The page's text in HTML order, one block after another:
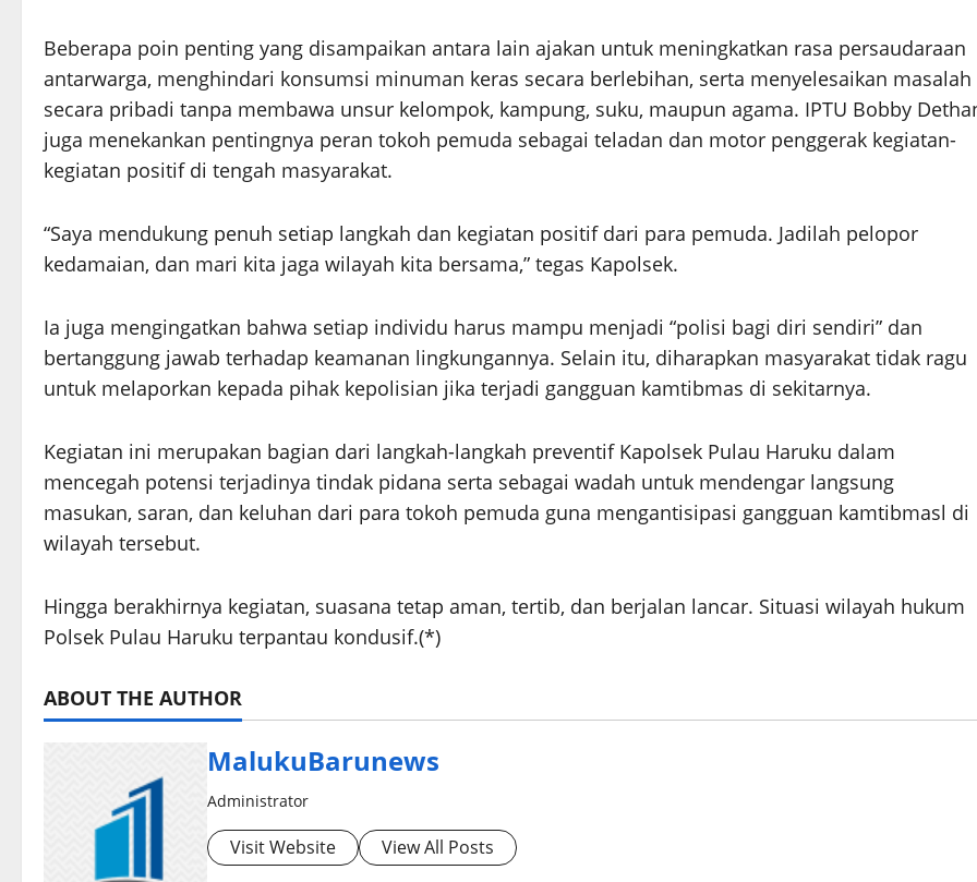
Beberapa poin penting yang disampaikan antara lain ajakan untuk meningkatkan rasa persaudaraan
antarwarga, menghindari konsumsi minuman keras secara berlebihan, serta menyelesaikan masalah
secara pribadi tanpa membawa unsur kelompok, kampung, suku, maupun agama. IPTU Bobby
juga menekankan pentingnya peran tokoh pemuda sebagai teladan dan motor penggerak kegiatan-
kegiatan positif di tengah masyarakat.
“Saya mendukung penuh setiap langkah dan kegiatan positif dari para pemuda. Jadilah pelopor
kedamaian, dan mari kita jaga wilayah kita bersama,” tegas Kapolsek.
Ia juga mengingatkan bahwa setiap individu harus mampu menjadi “polisi bagi diri sendiri” dan
bertanggung jawab terhadap keamanan lingkungannya. Selain itu, diharapkan masyarakat tidak ragu
untuk melaporkan kepada pihak kepolisian jika terjadi gangguan kamtibmas di sekitarnya.
Kegiatan ini merupakan bagian dari langkah-langkah preventif Kapolsek Pulau Haruku dalam
mencegah potensi terjadinya tindak pidana serta sebagai wadah untuk mendengar langsung
masukan, saran, dan keluhan dari para tokoh pemuda guna mengantisipasi gangguan kamtibmasl di
wilayah tersebut.
Hingga berakhirnya kegiatan, suasana tetap aman, tertib, dan berjalan lancar. Situasi wilayah hukum
Polsek Pulau Haruku terpantau kondusif.(*)
ABOUT THE AUTHOR
MalukuBarunews
Administrator
Visit Website View All Posts